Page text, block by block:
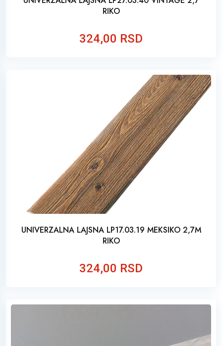
RIKO
324,00 RSD
UNIVERZALNA LAJSNA LP17.03.19 MEKSIKO 2,7M
RIKO
324,00 RSD